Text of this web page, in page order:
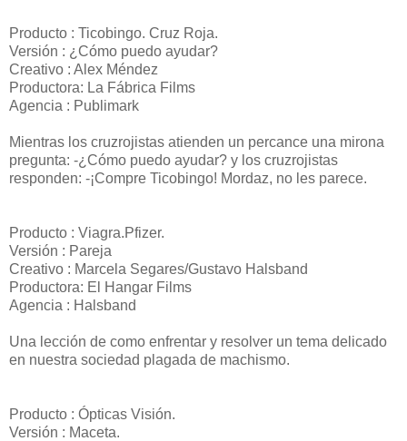
Producto : Ticobingo. Cruz Roja.
Versión : ¿Cómo puedo ayudar?
Creativo : Alex Méndez
Productora: La Fábrica Films
Agencia : Publimark
Mientras los cruzrojistas atienden un percance una mirona
pregunta: -¿Cómo puedo ayudar? y los cruzrojistas
responden: -¡Compre Ticobingo! Mordaz, no les parece.
Producto : Viagra.Pfizer.
Versión : Pareja
Creativo : Marcela Segares/Gustavo Halsband
Productora: El Hangar Films
Agencia : Halsband
Una lección de como enfrentar y resolver un tema delicado
en nuestra sociedad plagada de machismo.
Producto : Ópticas Visión.
Versión : Maceta.